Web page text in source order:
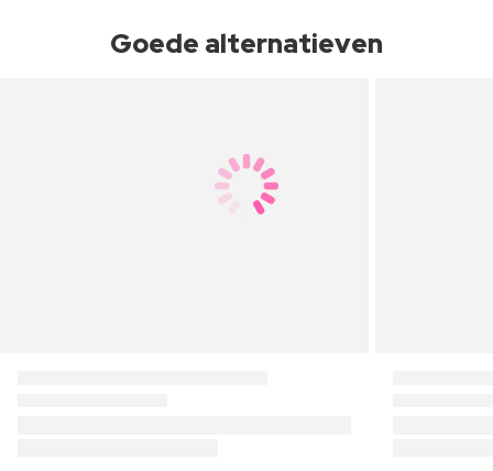
Goede alternatieven